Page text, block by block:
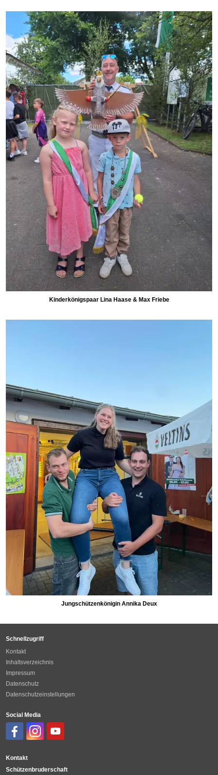
Kinderkönigspaar Lina Haase & Max Friebe
Jungschützenkönigin Annika Deux
Schnellzugriff
Kontakt
Inhaltsverzeichnis
Impressum
Datenschutz
Datenschutzeinstellungen
Social Media
Kontakt
Schützenbruderschaft